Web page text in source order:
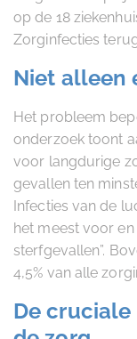
op de 18
Zorginfecties
Niet alleen
Het probleem
onderzoek toont
voor langdurige
gevallen ten
Infecties van de
het meest voor
sterfgevallen”.
4,5% van alle
De